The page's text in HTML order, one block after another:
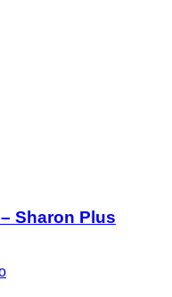
Sharon Plus